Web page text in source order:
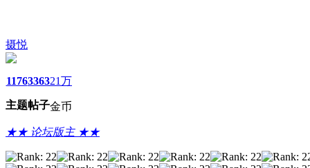
摄悦
1176
主题
3363
帖子
21万
金币
★★ 论坛版主 ★★